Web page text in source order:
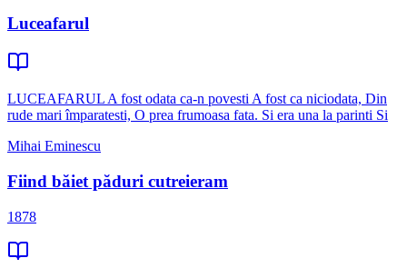
Luceafarul
LUCEAFARUL A fost odata ca-n povesti A fost ca niciodata, Din
rude mari împaratesti, O prea frumoasa fata. Si era una la parinti Si
Mihai Eminescu
Fiind băiet păduri cutreieram
1878